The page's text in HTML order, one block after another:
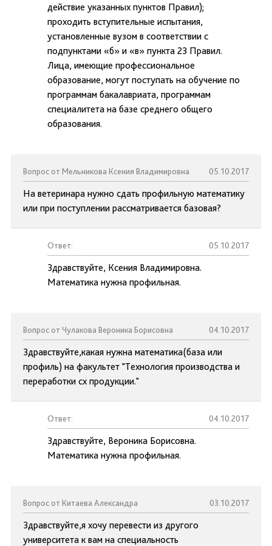
действие указанных пунктов Правил);
проходить вступительные испытания,
установленные вузом в соответствии с
подпунктами «б» и «в» пункта 23 Правил.
Лица, имеющие профессиональное
образование, могут поступать на обучение по
программам бакалавриата, программам
специалитета на базе среднего общего
образования.
Вопрос от Мельникова Ксения Владимировна 05.10.2017
На ветеринара нужно сдать профильную математику
или при поступлении рассматривается базовая?
Ответ: 05.10.2017
Здравствуйте, Ксения Владимировна.
Математика нужна профильная.
Вопрос от Чулакова Вероника Борисовна 04.10.2017
Здравствуйте,какая нужна математика(база или
профиль) на факультет "Технология производства и
переработки сх продукции."
Ответ: 04.10.2017
Здравствуйте, Вероника Борисовна.
Математика нужна профильная.
Вопрос от Китаева Александра 03.10.2017
Здравствуйте,я хочу перевести из другого
университета к вам на специальность